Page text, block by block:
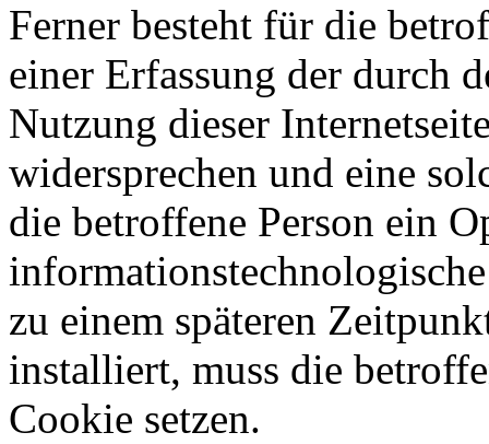
Ferner besteht für die
einer Erfassung der durch
Nutzung dieser
widersprechen und eine
die betroffene Person ein
zu einem späteren
installiert, muss die
Cookie setzen.